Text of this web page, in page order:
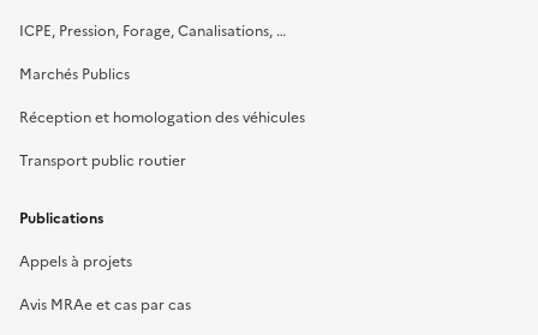
ICPE, Pression, Forage, Canalisations, …
Marchés Publics
Réception et homologation des véhicules
Transport public routier
Publications
Appels à projets
Avis MRAe et cas par cas